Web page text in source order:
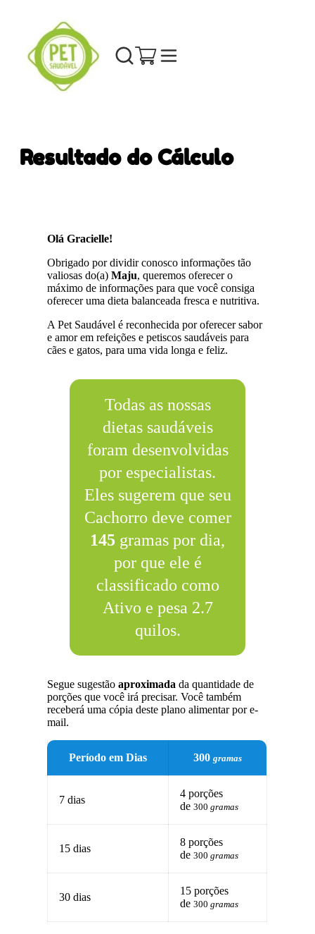
Resultado do Cálculo
Olá Gracielle!
Obrigado por dividir conosco informações tão
valiosas do(a)Maju, queremos oferecer o
máximo de informações para que você consiga
oferecer uma dieta balanceada fresca e nutritiva.
A Pet Saudável é reconhecida por oferecer sabor
e amor em refeições e petiscos saudáveis para
cães e gatos, para uma vida longa e feliz.
Todas as nossas
dietas saudáveis
foram desenvolvidas
por especialistas.
Eles sugerem que seu
Cachorro deve comer
145 gramas por dia,
por que ele é
classificado como
Ativo e pesa 2.7
quilos.
Segue sugestãoaproximada da quantidade de
porções que você irá precisar. Você também
receberá uma cópia deste plano alimentar por e-
mail.
Período em Dias 300gramas
7 dias
4 porções
de300gramas
15 dias
8 porções
de300gramas
30 dias
15 porções
de300gramas